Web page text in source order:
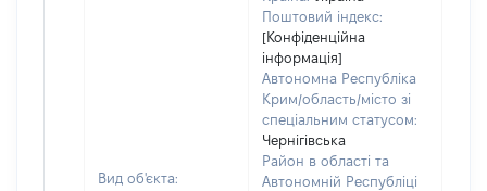
Вид об'єкта:
Поштовий індекс:
[Конфіденційна
інформація]
Автономна Республіка
Крим/область/місто зі
спеціальним статусом:
Чернігівська
Район в області та
Автономній Республіці